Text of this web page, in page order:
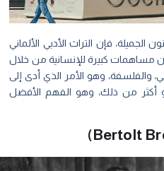
فإن التراث الأدبي الألماني
مساهمات كبيرة للإنسانية من خلال
وهو الأمر الذي أدى إلى
من ذلك، وهو الفهم الأفضل